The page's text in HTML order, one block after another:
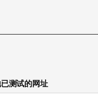
试的网址